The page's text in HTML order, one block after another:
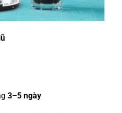
3–5 ngày